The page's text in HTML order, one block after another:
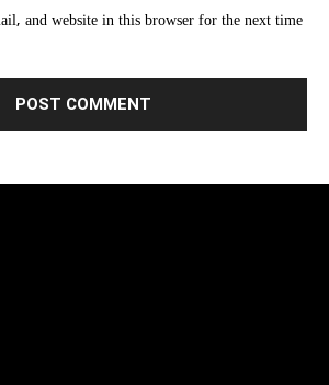
and website in this browser for the next time